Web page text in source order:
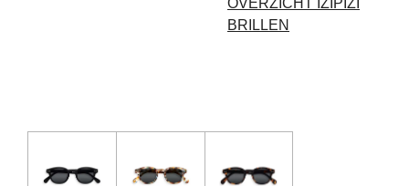
OVERZICHT IZIPIZI
BRILLEN